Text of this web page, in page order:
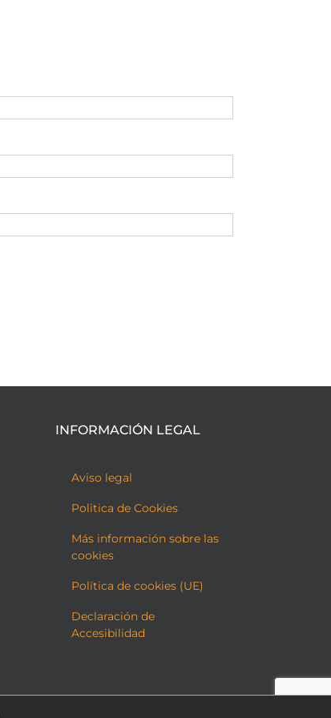
INFORMACIÓN LEGAL
Aviso legal
Politica de Cookies
Más información sobre las
cookies
Política de cookies (UE)
Declaración de
Accesibilidad